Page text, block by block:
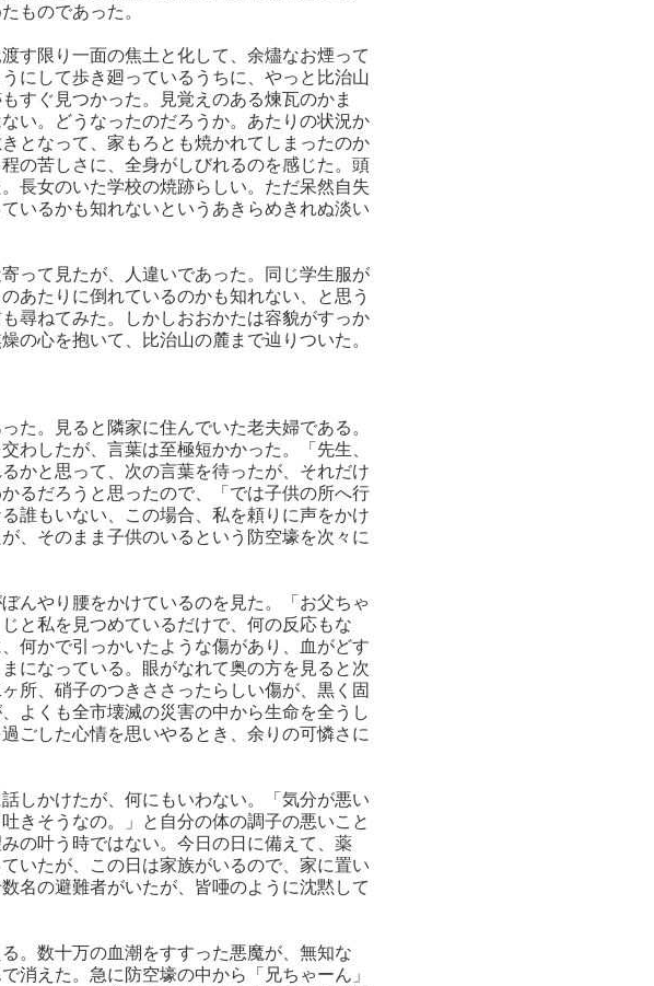
ものであった。
す限り一面の焦土と化して、余燼なお煙って
にして歩き廻っているうちに、やっと比治山
すぐ見つかった。見覚えのある煉瓦のかま
い。どうなったのだろうか。あたりの状況か
となって、家もろとも焼かれてしまったのか
の苦しさに、全身がしびれるのを感じた。頭
長女のいた学校の焼跡らしい。ただ呆然自失
いるかも知れないというあきらめきれぬ淡い
って見たが、人違いであった。同じ学生服が
あたりに倒れているのかも知れない、と思う
尋ねてみた。しかしおおかたは容貌がすっか
の心を抱いて、比治山の麓まで辿りついた。
た。見ると隣家に住んでいた老夫婦である。
わしたが、言葉は至極短かかった。「先生、
かと思って、次の言葉を待ったが、それだけ
るだろうと思ったので、「では子供の所へ行
誰もいない、この場合、私を頼りに声をかけ
、そのまま子供のいるという防空壕を次々に
んやり腰をかけているのを見た。「お父ちゃ
と私を見つめているだけで、何の反応もな
何かで引っかいたような傷があり、血がどす
になっている。眼がなれて奥の方を見ると次
所、硝子のつきささったらしい傷が、黒く固
よくも全市壊滅の災害の中から生命を全うし
ごした心情を思いやるとき、余りの可憐さに
しかけたが、何にもいわない。「気分が悪い
きそうなの。」と自分の体の調子の悪いこと
の叶う時ではない。今日の日に備えて、薬
いたが、この日は家族がいるので、家に置い
名の避難者がいたが、皆唖のように沈黙して
。数十万の血潮をすすった悪魔が、無知な
消えた。急に防空壕の中から「兄ちゃーん」